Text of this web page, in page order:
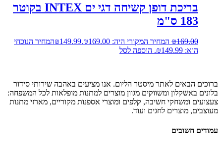
בריכת דופן קשיחה דגי ים INTEX בקוטר
183 ס"מ
₪169.00 המחיר המקורי היה: ₪169.00. ₪149.99
המחיר הנוכחי
הוא: ₪149.99.
הוספה לסל
ברוכים הבאים לאתר מיסטר הליום. אנו מציעים באהבה שירותי סידור
בלונים באשקלון ומשווקים מגוון מוצרים למתנות מופלאות לכל המשפחה:
צעצועים ומשחקי חשיבה, קלפים ומוצרי אספנות מקוריים, מארזי מתנות
מעוצבים, מוצרים לחגים ועוד.
עמודים חשובים